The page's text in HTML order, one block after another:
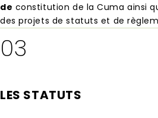
de constitution de la Cuma ainsi
des projets de statuts et de
03
LES STATUTS